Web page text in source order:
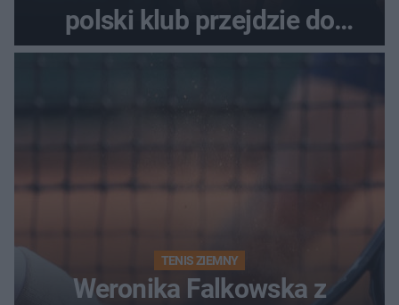
polski klub przejdzie do
historii
TENIS ZIEMNY
Weronika Falkowska z